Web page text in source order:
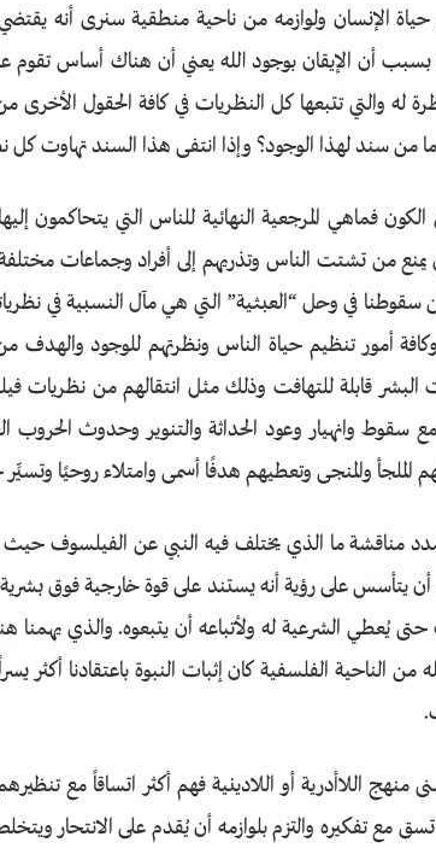
حياة الإنسان ولوازمه من ناحية منطقية سنرى أنه
أن الإيقان بوجود الله يعني أن هناك أساس تقوم
له والتي تتبعها كل النظريات في كافة الحقول الأخرى
ما من سند لهذا الوجود؟ وإذا انتفى هذا السند تهاوت كل
فماهي المرجعية النهائية للناس التي يتحاكمون
من تشتت الناس وتذريهم إلى أفراد وجماعات
سقوطنا في وحل “العبثية” التي هي مآل النسبية في
وكافة أمور تنظيم حياة الناس ونظرتهم للوجود
البشر قابلة للتهافت وذلك مثل انتقالهم من نظريات
وانهيار وعود الحداثة والتنوير وحدوث الحروب
الملجأ والمنجى وتعطيهم هدفًا أسمى وامتلاء روحيًا
مناقشة ما الذي يختلف فيه النبي عن الفيلسوف حيث
أن يتأسس على رؤية أنه يستند على قوة خارجية فوق بشرية
يُعطي الشرعية له ولأتباعه أن يتبعوه. والذي يهمنا
من الناحية الفلسفية كان إثبات النبوة باعتقادنا
منهج اللاأدرية أو اللادينية فهم أكثر اتساقاً مع
اتسق مع تفكيره والتزم بلوازمه أن يُقدم على الانتحار